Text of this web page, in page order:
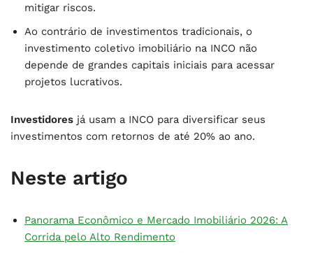
mitigar riscos.
Ao contrário de investimentos tradicionais, o
investimento coletivo imobiliário na INCO não
depende de grandes capitais iniciais para acessar
projetos lucrativos.
Investidores já usam a INCO para diversificar seus
investimentos com retornos de até 20% ao ano.
Neste artigo
Panorama Econômico e Mercado Imobiliário 2026: A
Corrida pelo Alto Rendimento